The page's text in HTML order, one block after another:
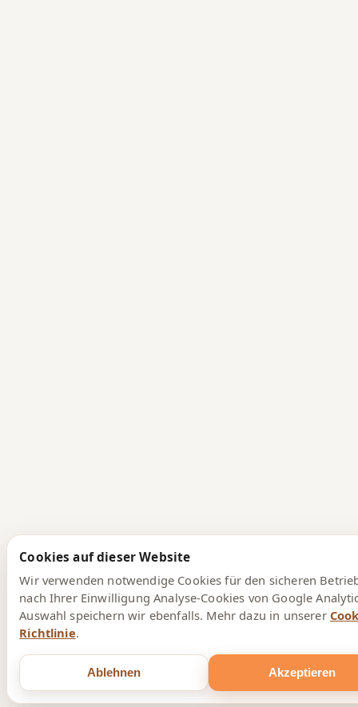
Cookies auf dieser Website
Wir verwenden notwendige Cookies für den sicheren
nach Ihrer Einwilligung Analyse-Cookies von Google
Auswahl speichern wir ebenfalls. Mehr dazu in unserer
Richtlinie.
Ablehnen Akzeptieren